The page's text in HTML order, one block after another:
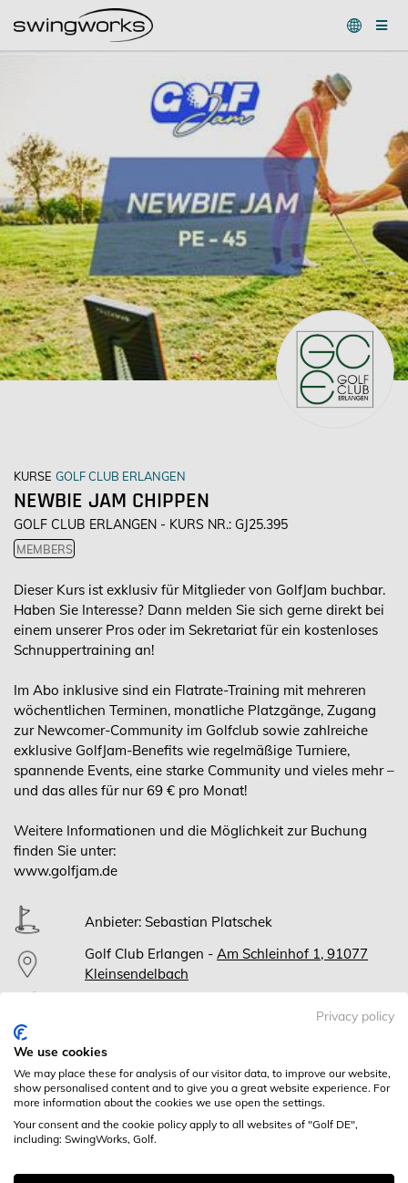
KURSE GOLF CLUB ERLANGEN
NEWBIE JAM CHIPPEN
GOLF CLUB ERLANGEN - KURS NR.: GJ25.395
MEMBERS
Dieser Kurs ist exklusiv für Mitglieder von GolfJam buchbar.
Haben Sie Interesse? Dann melden Sie sich gerne direkt bei
einem unserer Pros oder im Sekretariat für ein kostenloses
Schnuppertraining an!
Im Abo inklusive sind ein Flatrate-Training mit mehreren
wöchentlichen Terminen, monatliche Platzgänge, Zugang
zur Newcomer-Community im Golfclub sowie zahlreiche
exklusive GolfJam-Benefits wie regelmäßige Turniere,
spannende Events, eine starke Community und vieles mehr –
und das alles für nur 69 € pro Monat!
Weitere Informationen und die Möglichkeit zur Buchung
finden Sie unter:
www.golfjam.de
Anbieter: Sebastian Platschek
Golf Club Erlangen - Am Schleinhof 1, 91077
Kleinsendelbach
NEWBIE JAM CHIPPEN
Di, 05.08.2025
19:00-20:00
Privacy policy
We use cookies
We may place these for analysis of our visitor data, to improve our website,
show personalised content and to give you a great website experience. For
more information about the cookies we use open the settings.
Your consent and the cookie policy apply to all websites of "Golf DE",
including: SwingWorks, Golf.